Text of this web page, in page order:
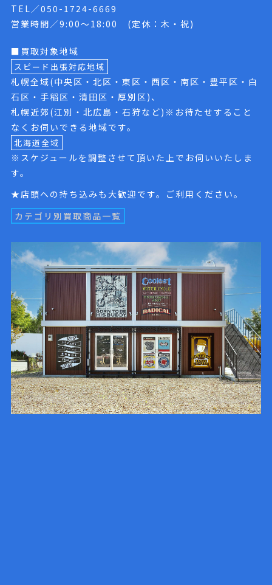
TEL／050-1724-6669
営業時間／9:00〜18:00 (定休：木・祝)
■買取対象地域
スピード出張対応地域
札幌全域(中央区・北区・東区・西区・南区・豊平区・白
石区・手稲区・清田区・厚別区)、
札幌近郊(江別・北広島・石狩など)※お待たせすること
なくお伺いできる地域です。
北海道全域
※スケジュールを調整させて頂いた上でお伺いいたしま
す。
★店頭への持ち込みも大歓迎です。ご利用ください。
カテゴリ別買取商品一覧